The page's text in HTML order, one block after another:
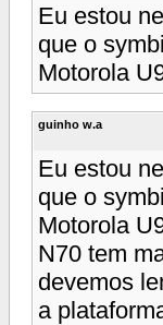
Eu estou
que o
Motorola
guinho w.a
Eu estou
que o
Motorola
N70 tem
devemos
a